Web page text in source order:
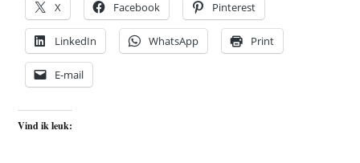
X Facebook Pinterest
LinkedIn WhatsApp Print
E-mail
Vind ik leuk: